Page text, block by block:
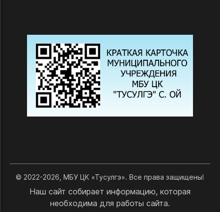
© 2022-2026, МБУ ЦК «Тусулгэ». Все права защищены!
Наш сайт собирает информацию, которая
необходима для работы сайта.